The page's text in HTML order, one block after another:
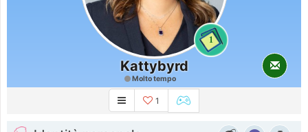
1
Kattybyrd
Molto tempo
1